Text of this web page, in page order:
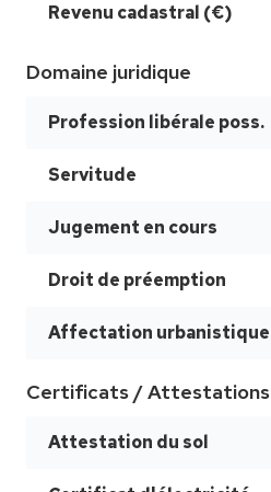
Revenu cadastral (€)
Domaine juridique
Profession libérale poss.
Servitude
Jugement en cours
Droit de préemption
Affectation urbanistique
Certificats / Attestations
Attestation du sol